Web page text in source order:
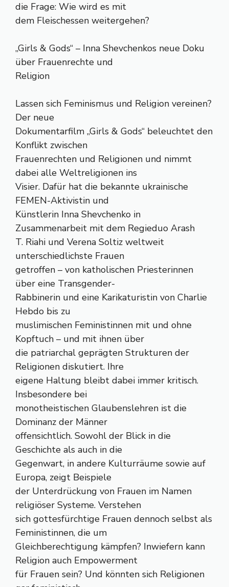
die Frage: Wie wird es mit
dem Fleischessen weitergehen?
„Girls & Gods“ – Inna Shevchenkos neue Doku
über Frauenrechte und
Religion
Lassen sich Feminismus und Religion vereinen?
Der neue
Dokumentarfilm „Girls & Gods“ beleuchtet den
Konflikt zwischen
Frauenrechten und Religionen und nimmt
dabei alle Weltreligionen ins
Visier. Dafür hat die bekannte ukrainische
FEMEN-Aktivistin und
Künstlerin Inna Shevchenko in
Zusammenarbeit mit dem Regieduo Arash
T. Riahi und Verena Soltiz weltweit
unterschiedlichste Frauen
getroffen – von katholischen Priesterinnen
über eine Transgender-
Rabbinerin und eine Karikaturistin von Charlie
Hebdo bis zu
muslimischen Feministinnen mit und ohne
Kopftuch – und mit ihnen über
die patriarchal geprägten Strukturen der
Religionen diskutiert. Ihre
eigene Haltung bleibt dabei immer kritisch.
Insbesondere bei
monotheistischen Glaubenslehren ist die
Dominanz der Männer
offensichtlich. Sowohl der Blick in die
Geschichte als auch in die
Gegenwart, in andere Kulturräume sowie auf
Europa, zeigt Beispiele
der Unterdrückung von Frauen im Namen
religiöser Systeme. Verstehen
sich gottesfürchtige Frauen dennoch selbst als
Feministinnen, die um
Gleichberechtigung kämpfen? Inwiefern kann
Religion auch Empowerment
für Frauen sein? Und könnten sich Religionen